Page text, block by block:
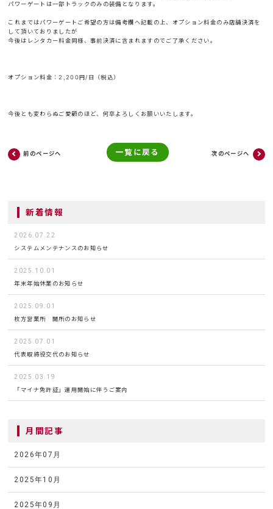
パワーゲートは一部トラックのみの装備となります。
これまではパワーゲートご希望の方は備考欄へ記載の上、オプション料金のみ店舗決済を
して頂いておりましたが
今後はレンタカー料金同様、事前決済に含まれますのでご了承ください。
オプション料金：2,200円/日（税込）
今後とも変わらぬご愛顧のほど、何卒よろしくお願いいたします。
前のページへ 一覧に戻る 次のページへ
新着情報
2026.07.22
システムメンテナンスのお知らせ
2025.10.01
年末年始休業のお知らせ
2025.09.01
枚方営業所 開所のお知らせ
2025.07.01
代表取締役交代のお知らせ
2025.03.19
「マイナ免許証」運用開始に伴うご案内
月間記事
2026年07月
2025年10月
2025年09月